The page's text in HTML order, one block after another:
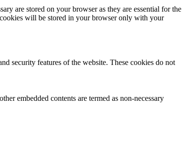
are stored on your browser as they are essential for the
will be stored in your browser only with your
security features of the website. These cookies do not
embedded contents are termed as non-necessary